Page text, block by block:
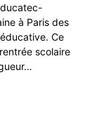
à Paris des
Ce
scolaire